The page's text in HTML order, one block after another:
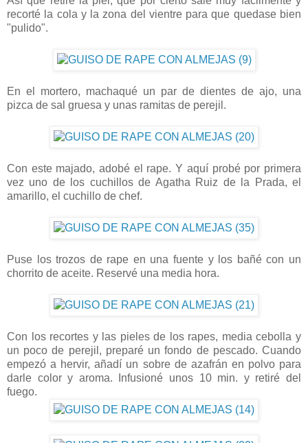
recorté la cola y la zona del vientre para que quedase bien
"pulido".
En el mortero, machaqué un par de dientes de ajo, una
pizca de sal gruesa y unas ramitas de perejil.
Con este majado, adobé el rape. Y aquí probé por primera
vez uno de los cuchillos de Agatha Ruiz de la Prada, el
amarillo, el cuchillo de chef.
Puse los trozos de rape en una fuente y los bañé con un
chorrito de aceite. Reservé una media hora.
Con los recortes y las pieles de los rapes, media cebolla y
un poco de perejil, preparé un fondo de pescado. Cuando
empezó a hervir, añadí un sobre de azafrán en polvo para
darle color y aroma. Infusioné unos 10 min. y retiré del
fuego.